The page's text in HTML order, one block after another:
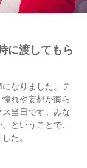
に渡してもら
なりました。テ
れや妄想が膨ら
当日です。みな
ということで、
た。